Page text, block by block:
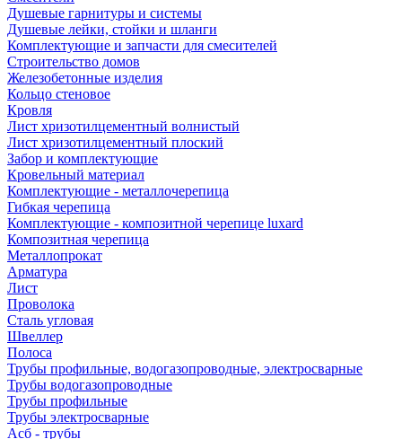
Душевые гарнитуры и системы
Душевые лейки, стойки и шланги
Комплектующие и запчасти для смесителей
Строительство домов
Железобетонные изделия
Кольцо стеновое
Кровля
Лист хризотилцементный волнистый
Лист хризотилцементный плоский
Забор и комплектующие
Кровельный материал
Комплектующие - металлочерепица
Гибкая черепица
Комплектующие - композитной черепице luxard
Композитная черепица
Металлопрокат
Арматура
Лист
Проволока
Сталь угловая
Швеллер
Полоса
Трубы профильные, водогазопроводные, электросварные
Трубы водогазопроводные
Трубы профильные
Трубы электросварные
Асб - трубы